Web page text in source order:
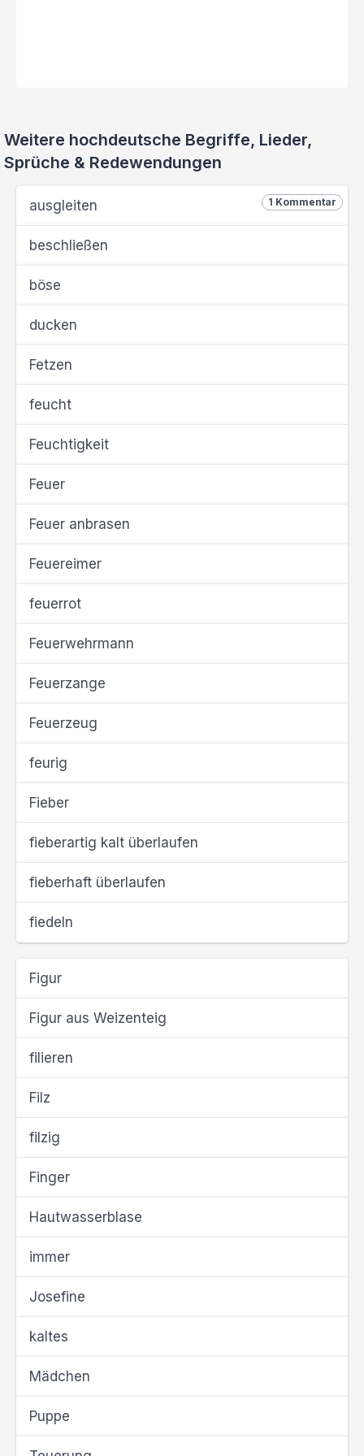
Weitere hochdeutsche Begriffe, Lieder,
Sprüche & Redewendungen
1 Kommentar
ausgleiten
beschließen
böse
ducken
Fetzen
feucht
Feuchtigkeit
Feuer
Feuer anbrasen
Feuereimer
feuerrot
Feuerwehrmann
Feuerzange
Feuerzeug
feurig
Fieber
fieberartig kalt überlaufen
fieberhaft überlaufen
fiedeln
Figur
Figur aus Weizenteig
filieren
Filz
filzig
Finger
Hautwasserblase
immer
Josefine
kaltes
Mädchen
Puppe